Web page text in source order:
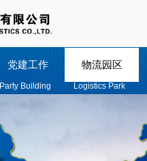
Party Building Logistics Park
党建工作 物流园区